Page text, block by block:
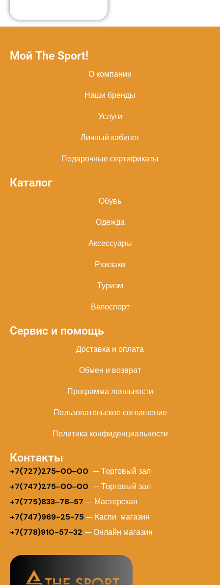
Мой The Sport!
О компании
Наши бренды
Услуги
Личный кабинет
Подарочные сертификаты
Каталог
Обувь
Одежда
Аксессуары
Рюкзаки
Туризм
Велоспорт
Сервис и помощь
Доставка и оплата
Обмен и возврат
Программа лояльности
Пользовательское соглашение
Политика конфиденциальности
Контакты
+7(727)275‒00‒00 — Торговый зал
+7(747)275‒00‒00 — Торговый зал
+7(775)833‒78‒57 — Мастерская
+7(747)969-25-75 — Каспи магазин
+7(778)910-57-32 — Онлайн магазин